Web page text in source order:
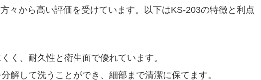
々から高い評価を受けています。以下はKS-203の特徴と利点
く、耐久性と衛生面で優れています。
解して洗うことができ、細部まで清潔に保てます。